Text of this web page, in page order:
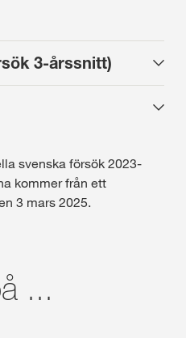
3-årssnitt)
svenska försök 2023-
kommer från ett
3 mars 2025.
...